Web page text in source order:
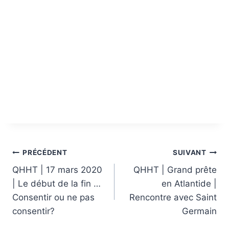
Navigation
de
l’article
PRÉCÉDENT
QHHT | 17 mars 2020
| Le début de la fin …
Consentir ou ne pas
consentir?
SUIVANT
QHHT | Grand prête
en Atlantide |
Rencontre avec Saint
Germain